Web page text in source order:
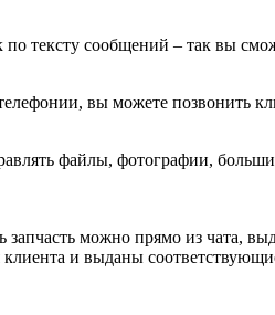
по тексту сообщений – так вы
вы можете позвонить
файлы, фотографии,
запчасть можно прямо из чата,
клиента и выданы